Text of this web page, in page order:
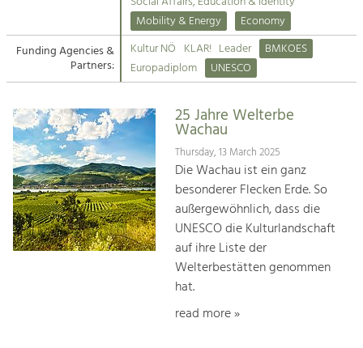
Suche
Impressum
Kontakt
Tourism
Offer Development and Positioning
Art & Culture
Crafts, Science and Research.
Social Affairs, Education
& Identity
Equality, Youth and Integration.
Climate Change, Public Transport and
Mobility & Energy
Economy
Funding Agencies &
Partners:
Kultur NÖ KLAR! Leader
BMKOES
Europadiplom
UNESCO
25 Jahre Welterbe
Wachau
Thursday, 13 March 2025
Die Wachau ist ein ganz
besonderer Flecken Erde. So
außergewöhnlich, dass die
UNESCO die Kulturlandschaft
auf ihre Liste der
Welterbestätten genommen
hat.
read more »